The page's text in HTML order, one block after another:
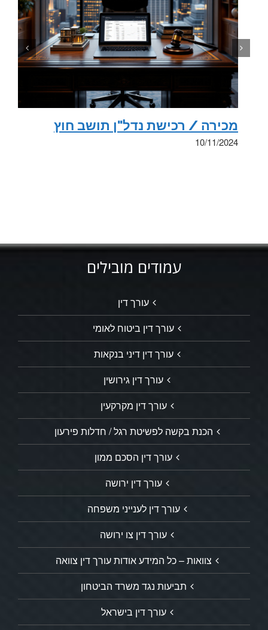
מכירה / רכישת נדל"ן תושב חוץ
10/11/2024
עמודים מובילים
עורך דין
עורך דין ביטוח לאומי
עורך דין דיני בנקאות
עורך דין גירושין
עורך דין מקרקעין
הכנת בקשה לפשיטת רגל / חדלות פירעון
עורך דין הסכם ממון
עורך דין ירושה
עורך דין לענייני משפחה
עורך דין צו ירושה
צוואות – כל המידע אודות עורך דין צוואה
תביעות נגד משרד הביטחון
עורך דין בישראל